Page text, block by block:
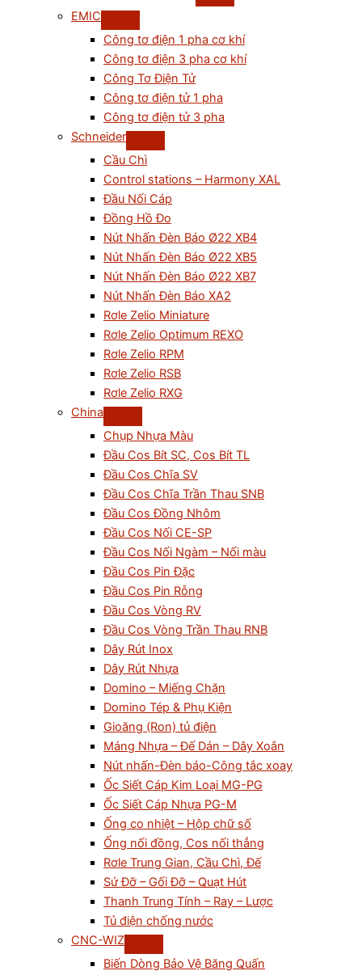
EMIC
Công tơ điện 1 pha cơ khí
Công tơ điện 3 pha cơ khí
Công Tơ Điện Tử
Công tơ điện tử 1 pha
Công tơ điện tử 3 pha
Schneider
Cầu Chì
Control stations – Harmony XAL
Đầu Nối Cáp
Đồng Hồ Đo
Nút Nhấn Đèn Báo Ø22 XB4
Nút Nhấn Đèn Báo Ø22 XB5
Nút Nhấn Đèn Báo Ø22 XB7
Nút Nhấn Đèn Báo XA2
Rơle Zelio Miniature
Rơle Zelio Optimum REXO
Rơle Zelio RPM
Rơle Zelio RSB
Rơle Zelio RXG
China
Chụp Nhựa Màu
Đầu Cos Bít SC, Cos Bít TL
Đầu Cos Chĩa SV
Đầu Cos Chĩa Trần Thau SNB
Đầu Cos Đồng Nhôm
Đầu Cos Nối CE-SP
Đầu Cos Nối Ngàm – Nối màu
Đầu Cos Pin Đặc
Đầu Cos Pin Rỗng
Đầu Cos Vòng RV
Đầu Cos Vòng Trần Thau RNB
Dây Rút Inox
Dây Rút Nhựa
Domino – Miếng Chặn
Domino Tép & Phụ Kiện
Gioăng (Ron) tủ điện
Máng Nhựa – Đế Dán – Dây Xoắn
Nút nhấn-Đèn báo-Công tắc xoay
Ốc Siết Cáp Kim Loại MG-PG
Ốc Siết Cáp Nhựa PG-M
Ống co nhiệt – Hộp chữ số
Ống nối đồng, Cos nối thẳng
Rơle Trung Gian, Cầu Chì, Đế
Sứ Đỡ – Gối Đỡ – Quạt Hút
Thanh Trung Tính – Ray – Lược
Tủ điện chống nước
CNC-WIZ
Biến Dòng Bảo Vệ Băng Quấn